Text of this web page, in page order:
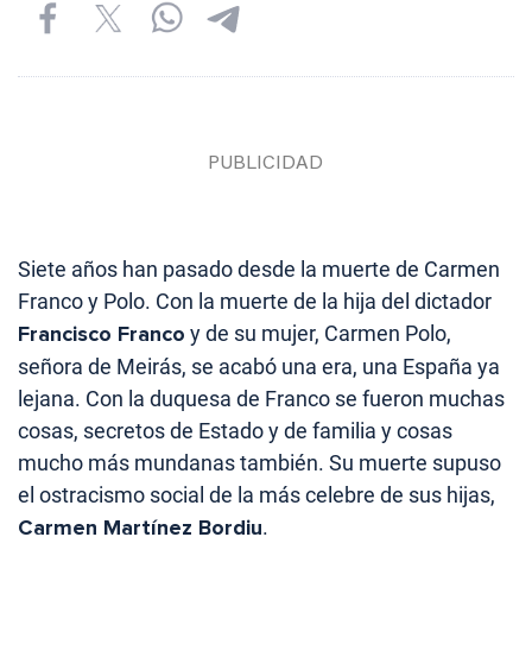
Siete años han pasado desde la muerte de Carmen
Franco y Polo. Con la muerte de la hija del dictador
Francisco Franco y de su mujer, Carmen Polo,
señora de Meirás, se acabó una era, una España ya
lejana. Con la duquesa de Franco se fueron muchas
cosas, secretos de Estado y de familia y cosas
mucho más mundanas también. Su muerte supuso
el ostracismo social de la más celebre de sus hijas,
Carmen Martínez Bordiu.